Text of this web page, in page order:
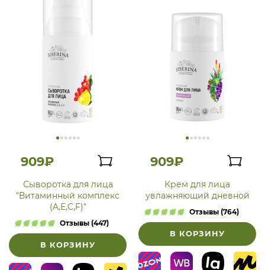
909₽
Сыворотка для лица
"Витаминный комплекс
(A,E,C,F)"
Отзывы (447)
В КОРЗИНУ
909₽
Крем для лица
увлажняющий дневной
Отзывы (764)
В КОРЗИНУ